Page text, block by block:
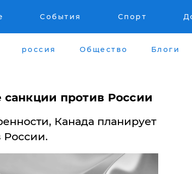
События Спорт
россия Общество Блоги
против России
Канада планирует
России.